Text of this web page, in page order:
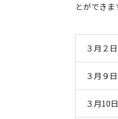
とができま
３月２日
３月９日
３月10日